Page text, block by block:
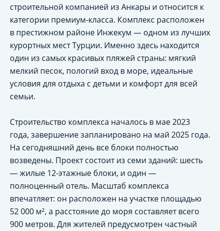
строительной компанией из Анкары и относится к
категории премиум-класса. Комплекс расположен
в престижном районе Инжекум — одном из лучших
курортных мест Турции. Именно здесь находится
один из самых красивых пляжей страны: мягкий
мелкий песок, пологий вход в море, идеальные
условия для отдыха с детьми и комфорт для всей
семьи.
Строительство комплекса началось в мае 2023
года, завершение запланировано на май 2025 года.
На сегодняшний день все блоки полностью
возведены. Проект состоит из семи зданий: шесть
— жилые 12-этажные блоки, и один —
полноценный отель. Масштаб комплекса
впечатляет: он расположен на участке площадью
52 000 м², а расстояние до моря составляет всего
900 метров. Для жителей предусмотрен частный